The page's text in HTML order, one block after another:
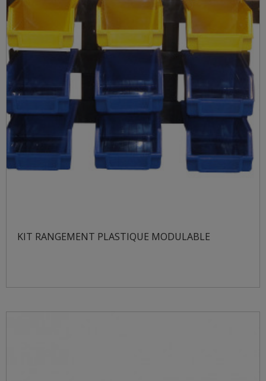
KIT RANGEMENT PLASTIQUE MODULABLE